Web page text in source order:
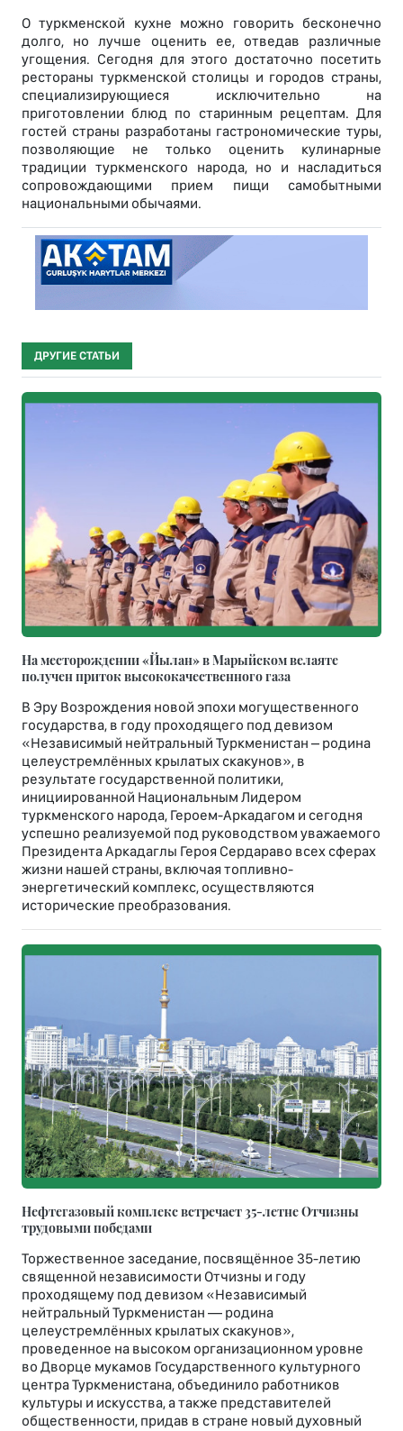
О туркменской кухне можно говорить бесконечно
долго, но лучше оценить ее, отведав различные
угощения. Сегодня для этого достаточно посетить
рестораны туркменской столицы и городов страны,
специализирующиеся исключительно на
приготовлении блюд по старинным рецептам. Для
гостей страны разработаны гастрономические туры,
позволяющие не только оценить кулинарные
традиции туркменского народа, но и насладиться
сопровождающими прием пищи самобытными
национальными обычаями.
ДРУГИЕ СТАТЬИ
На месторождении «Йылан» в Марыйском велаяте
получен приток высококачественного газа
В Эру Возрождения новой эпохи могущественного
государства, в году проходящего под девизом
«Независимый нейтральный Туркменистан – родина
целеустремлённых крылатых скакунов», в
результате государственной политики,
инициированной Национальным Лидером
туркменского народа, Героем-Аркадагом и сегодня
успешно реализуемой под руководством уважаемого
Президента Аркадаглы Героя Сердараво всех сферах
жизни нашей страны, включая топливно-
энергетический комплекс, осуществляются
исторические преобразования.
Нефтегазовый комплекс встречает 35-летне Отчизны
трудовыми победами
Торжественное заседание, посвящённое 35-летию
священной независимости Отчизны и году
проходящему под девизом «Независимый
нейтральный Туркменистан — родина
целеустремлённых крылатых скакунов»,
проведенное на высоком организационном уровне
во Дворце мукамов Государственного культурного
центра Туркменистана, объединило работников
культуры и искусства, а также представителей
общественности, придав в стране новый духовный